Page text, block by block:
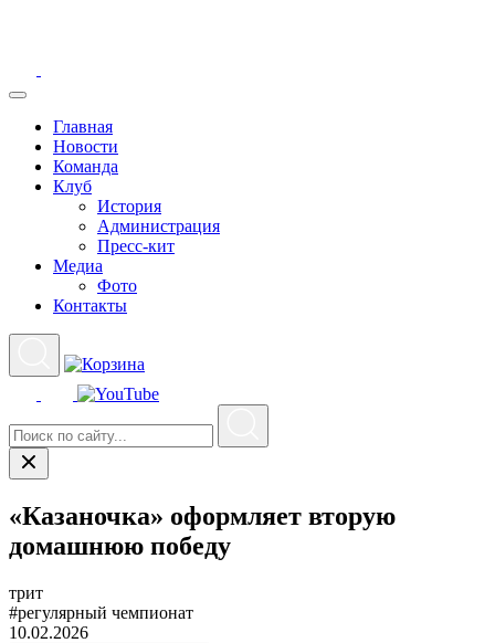
Главная
Новости
Команда
Клуб
История
Администрация
Пресс-кит
Медиа
Фото
Контакты
«Казаночка» оформляет вторую
домашнюю победу
трит
#регулярный чемпионат
10.02.2026